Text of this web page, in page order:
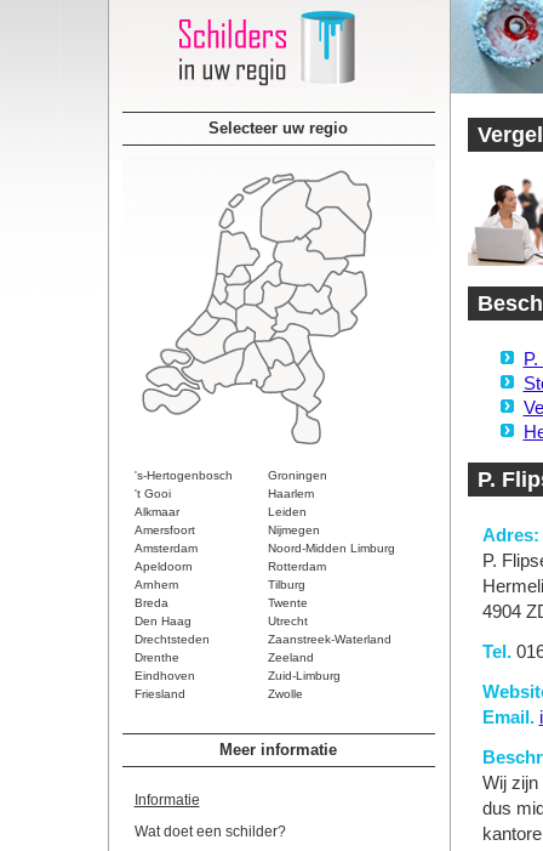
Selecteer uw regio
's-Hertogenbosch
Groningen
't Gooi
Haarlem
Alkmaar
Leiden
Amersfoort
Nijmegen
Amsterdam
Noord-Midden Limburg
Apeldoorn
Rotterdam
Arnhem
Tilburg
Breda
Twente
Den Haag
Utrecht
Drechtsteden
Zaanstreek-Waterland
Drenthe
Zeeland
Eindhoven
Zuid-Limburg
Friesland
Zwolle
Meer informatie
Informatie
Wat doet een schilder?
P.
Adres:
P.
4904
Tel.
Email.
Wij zijn
dus